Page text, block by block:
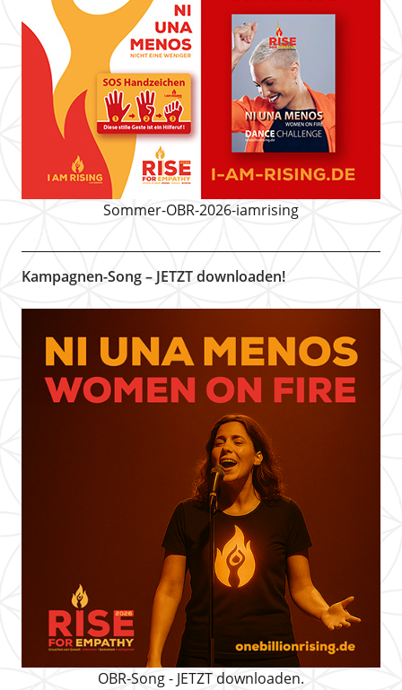
Sommer-OBR-2026-iamrising
Kampagnen-Song – JETZT downloaden!
OBR-Song - JETZT downloaden.